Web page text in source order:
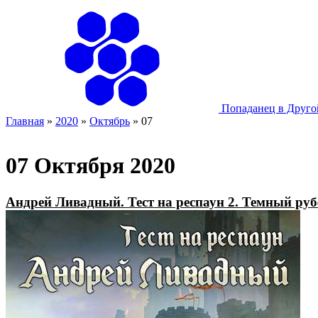
Попаданец в
Главная » 2020 » Октябрь » 07
07 Октября 2020
Андрей Ливадный. Тест на респаун 2. Темный